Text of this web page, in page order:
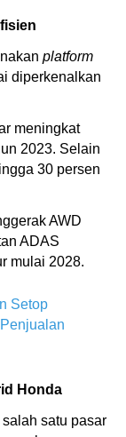
platform
diperkenalkan
meningkat
2023. Selain
30 persen
AWD
ADAS
mulai 2028.
Setop
Honda
satu pasar